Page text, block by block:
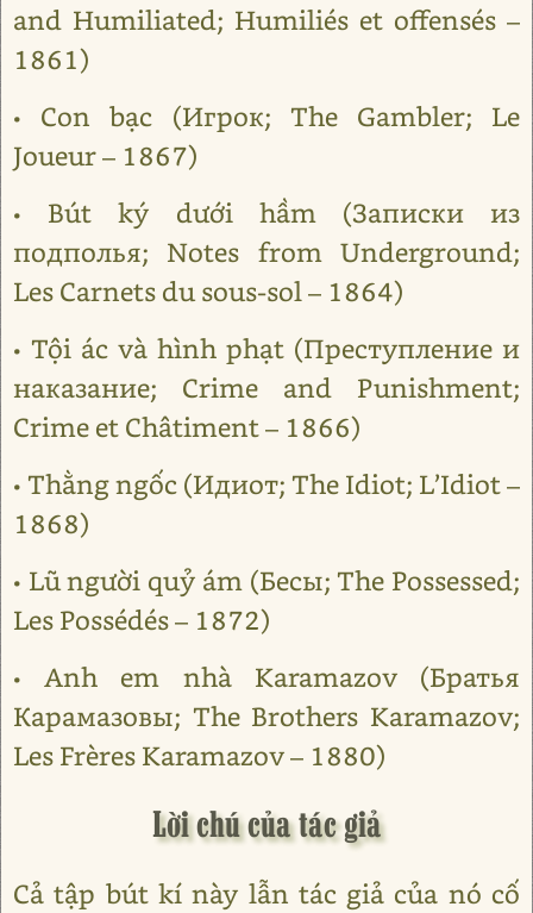
and Humiliated; Humiliés et offensés –
1861)
• Con bạc (Игрок; The Gambler; Le
Joueur – 1867)
• Bút ký dưới hầm (Записки из
подполья; Notes from Underground;
Les Carnets du sous-sol – 1864)
• Tội ác và hình phạt (Преступление и
наказание; Crime and Punishment;
Crime et Châtiment – 1866)
• Thằng ngốc (Идиот; The Idiot; L’Idiot –
1868)
• Lũ người quỷ ám (Бесы; The Possessed;
Les Possédés – 1872)
• Anh em nhà Karamazov (Братья
Карамазовы; The Brothers Karamazov;
Les Frères Karamazov – 1880)
Lời chú của tác giả
Cả tập bút kí này lẫn tác giả của nó cố